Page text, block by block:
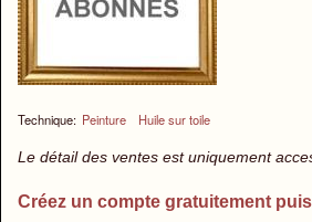
Technique: Peinture Huile sur toile
Le détail des ventes est uniquement
Créez un compte gratuitement